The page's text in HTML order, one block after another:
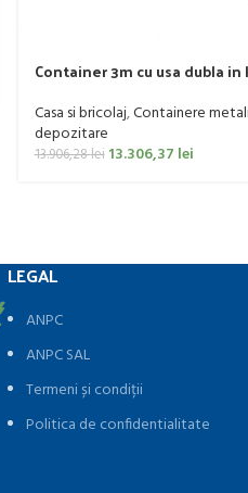
Container 3m cu usa dubla
Casa si bricolaj,Containere
depozitare
13.906,28lei 13.306,37 lei
LEGAL
ANPC
ANPC SAL
Termeni și condiții
Politica de confidentialitate